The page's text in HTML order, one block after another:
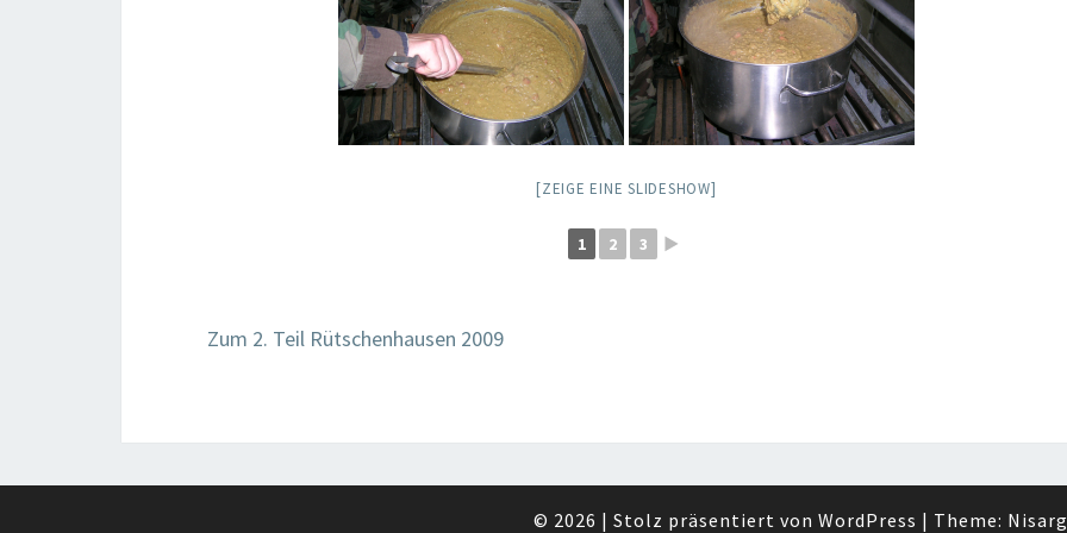
[ZEIGE EINE SLIDESHOW]
1 2 3 ►
Zum 2. Teil Rütschenhausen 2009
© 2026 | Stolz präsentiert von WordPress | Theme: Nisarg